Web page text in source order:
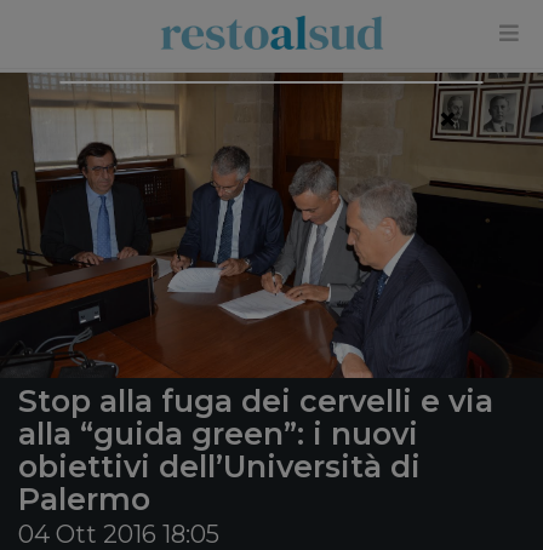
Stop alla fuga dei cervelli e via
alla “guida green”: i nuovi
obiettivi dell’Università di
Palermo
04 Ott 2016 18:05
×